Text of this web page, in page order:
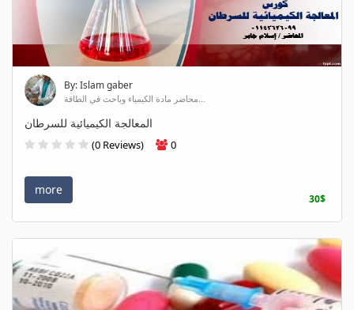
By: Islam gaber
محاضر مادة الكيمياء وباحث في الطاقة...
المعالجة الكيميائية للسرطان
(0 Reviews) 0
more
30$